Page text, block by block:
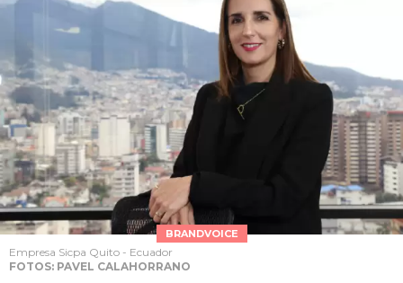
BRANDVOICE
Empresa Sicpa Quito - Ecuador
FOTOS: PAVEL CALAHORRANO